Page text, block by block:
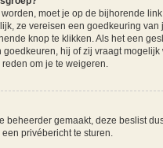
moet je op de bijhorende
ze vereisen een goedkeuring
knop te klikken. Als het een
hij of zij vraagt
om je te weigeren.
beheerder gemaakt, deze beslist
privébericht te sturen.